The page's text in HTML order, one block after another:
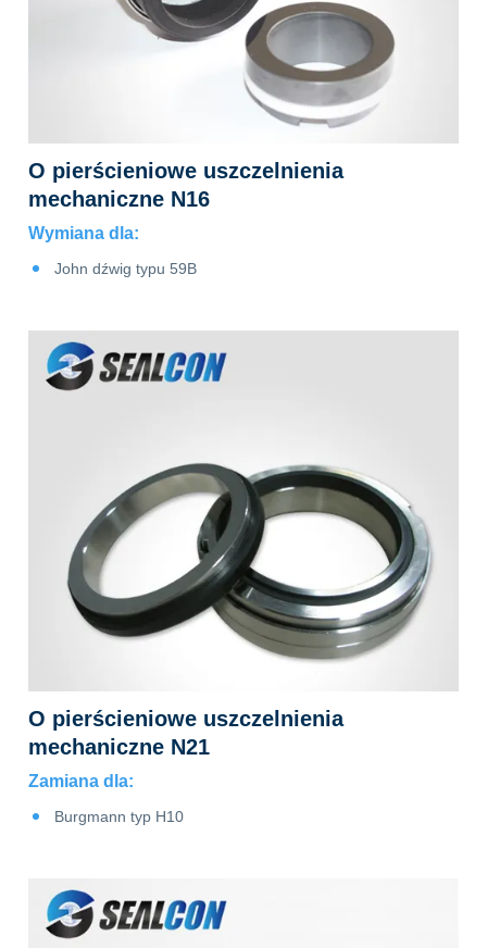
O pierścieniowe uszczelnienia
mechaniczne N16
Wymiana dla:
John dźwig typu 59B
O pierścieniowe uszczelnienia
mechaniczne N21
Zamiana dla:
Burgmann typ H10